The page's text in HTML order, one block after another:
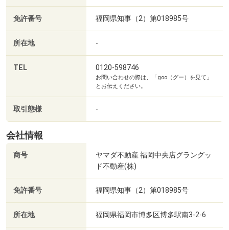
☆ご購入相談で来店後、Google口コミ投稿で2000円分の
QUOカードプレゼント☆
（※一世帯2回まで）
また...
「賃貸」と「購入」でお悩みの方！！
「注文住宅」「建売」「中古」「マンション」など、どれ
を選ぶべきか迷われてる方！！
私共は、お客様の現状に合わせたご提案をさせて頂きます♪
資金計画についても毎月のローンお支払のみではなく「税
払全てをご紹介！
→先を見据えた人生設計を提案します♪
生涯の住宅に関わる費用を把握して初めて、お客様の本当
の「物件価格の上限」が見えてきます！
免許番号 福岡県知事（2）第018985号
所在地 -
TEL 0120-598746
お問い合わせの際は、「goo（グー）を見て」
とお伝えください。
取引態様 -
会社情報
商号
ヤマダ不動産 福岡中央店グラングッ
ド不動産(株)
免許番号 福岡県知事（2）第018985号
所在地 福岡県福岡市博多区博多駅南3-2-6